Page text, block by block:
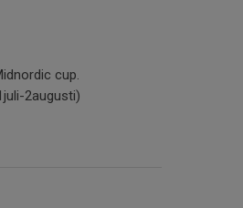
cup.
2augusti)